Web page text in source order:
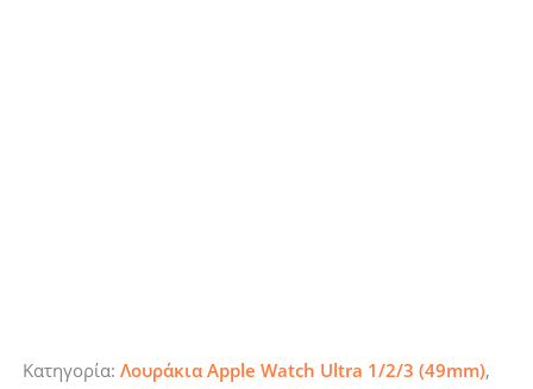
Κατηγορία: Λουράκια Apple Watch Ultra 1/2/3 (49mm),